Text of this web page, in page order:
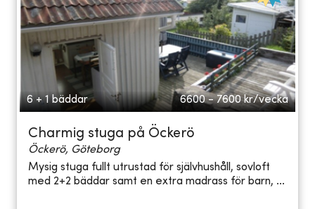
6 + 1 bäddar 6600 - 7600 kr/vecka
Charmig stuga på Öckerö
Öckerö, Göteborg
Mysig stuga fullt utrustad för självhushåll, sovloft
med 2+2 bäddar samt en extra madrass för barn, ...